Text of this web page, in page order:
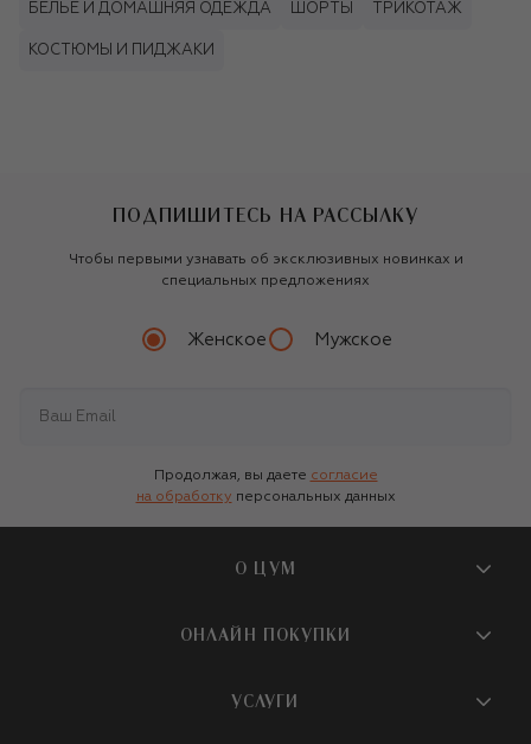
БЕЛЬЁ И ДОМАШНЯЯ ОДЕЖДА ШОРТЫ ТРИКОТАЖ
КОСТЮМЫ И ПИДЖАКИ
ПОДПИШИТЕСЬ НА РАССЫЛКУ
Чтобы первыми узнавать об эксклюзивных новинках и
специальных предложениях
Женское Мужское
Продолжая, вы даете согласие
на обработку персональных данных
О ЦУМ
О магазине
Бутики и ПВЗ ЦУМ
ОНЛАЙН ПОКУПКИ
УСЛУГИ